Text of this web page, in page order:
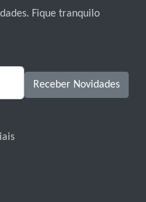
Fique tranquilo
Receber Novidades